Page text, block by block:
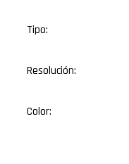
Tipo:
Resolución:
Color: